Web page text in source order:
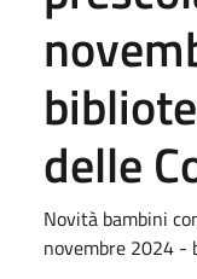
delle
Novità bambini
novembre 2024 -